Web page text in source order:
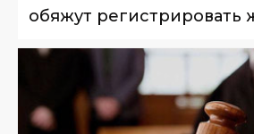
обяжут регистрировать